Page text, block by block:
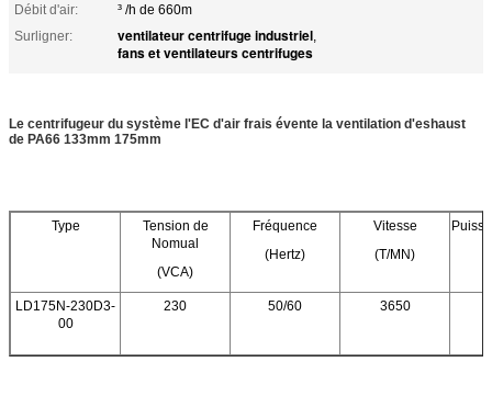
Débit d'air:
³ /h de 660m
Surligner:
ventilateur centrifuge industriel,
fans et ventilateurs centrifuges
Le centrifugeur du système l'EC d'air frais évente la ventilation d'eshaust
de PA66 133mm 175mm
Type
Tension de
Nomual
(VCA)
Fréquence
(Hertz)
Vitesse
(T/MN)
LD175N-230D3-
00
230 50/60 3650